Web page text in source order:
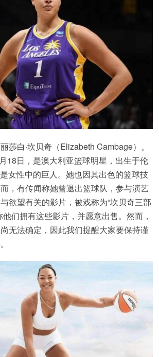
莎白·坎贝奇（Elizabeth Cambage）。
18日，是澳大利亚篮球明星，出生于伦
女性中的巨人。她也因其出色的篮球技
，有传闻称她曾退出篮球队，参与演艺
欲望有关的影片，被戏称为“坎贝奇三部
他们拥有这些影片，并愿意出售。然而，
无法确定，因此我们提醒大家要保持谨